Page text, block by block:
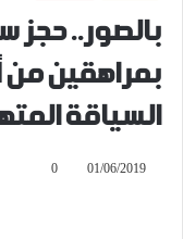
بالصور.. حجز
بمراهقين
السياقة
01/06/2019
0